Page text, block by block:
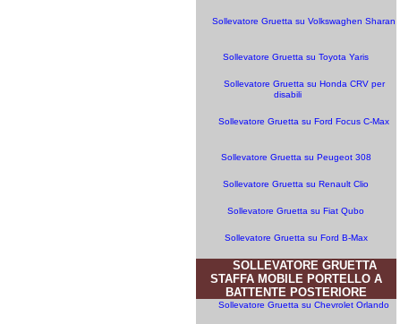
Sollevatore Gruetta su Volkswaghen Sharan
Sollevatore Gruetta su Toyota Yaris
Sollevatore Gruetta su Honda CRV per
disabili
Sollevatore Gruetta su Ford Focus C-Max
Sollevatore Gruetta su Peugeot 308
Sollevatore Gruetta su Renault Clio
Sollevatore Gruetta su Fiat Qubo
Sollevatore Gruetta su Ford B-Max
SOLLEVATORE GRUETTA
STAFFA MOBILE PORTELLO A
BATTENTE POSTERIORE
Sollevatore Gruetta su Chevrolet Orlando